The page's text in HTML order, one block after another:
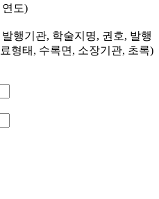
연도)
행기관, 학술지명, 권호, 발행
형태, 수록면, 소장기관, 초록)